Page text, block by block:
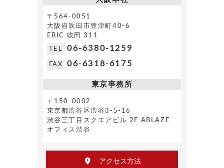
〒564-0051
大阪府吹田市豊津町40-6
EBIC 吹田 311
TEL 06-6380-1259
FAX 06-6318-6175
東京事務所
〒150-0002
東京都渋谷区渋谷3-5-16
渋谷三丁目スクエアビル 2F ABLAZE
オフィス渋谷
アクセス方法